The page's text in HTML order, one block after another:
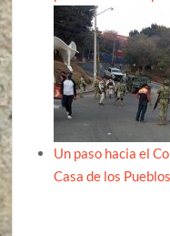
Un paso hacia el
Casa de los